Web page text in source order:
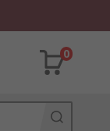
0